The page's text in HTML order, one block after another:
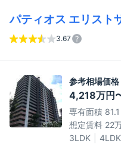
パティオス エリスト
3.67
参考相場価格
4,218万円
専有面積
想定賃料 22
3LDK
4LDK